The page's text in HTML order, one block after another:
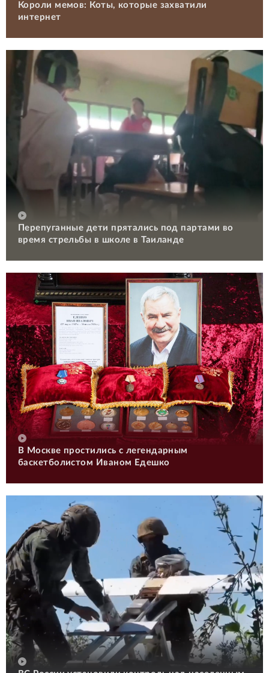
Короли мемов: Коты, которые захватили
интернет
Перепуганные дети прятались под партами во
время стрельбы в школе в Таиланде
В Москве простились с легендарным
баскетболистом Иваном Едешко